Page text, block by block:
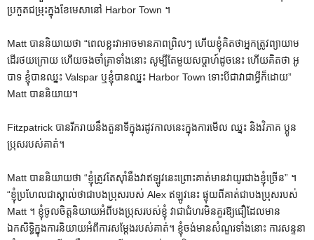
ប្រកួតជម្រុះក្នុងខែមេសានៅ Harbor Town ។
Matt បាននិយាយថា “ពេលខ្លះវាអាចមានភាពព្រិលៗ ហើយខ្ញុំគិតថាអ្នកត្រូវព្យាយាម
ដើរថយក្រោយ ហើយចងចាំគ្រាទាំងនោះ សូម្បីតែមួយសប្តាហ៍ដូចនេះ ហើយគិតថា អូ
បាទ ខ្ញុំបានឈ្នះ Valspar ឬខ្ញុំបានឈ្នះ Harbor Town ទោះបីជាវាជាអ្វីក៏ដោយ”
Matt បាននិយាយ។
Fitzpatrick បានរីករាយនឹងតួនាទីក្នុងរដូវកាលនេះក្នុងការមើល ឈ្នះ និងវិភាគ ប្អូន
ប្រុសរបស់គាត់។
Matt បាននិយាយថា “ខ្ញុំត្រូវតែស៊ាំនឹងវាឥឡូវនេះព្រោះគាត់មានវាយូរជាងខ្ញុំច្រើន” ។
“ខ្ញុំប្រហែលជាស្គាល់ថាជាបងប្រុសរបស់ Alex ឥឡូវនេះ ផ្ទុយពីគាត់ជាបងប្រុសរបស់
Matt ។ ខ្ញុំចូលចិត្តនិយាយអំពីបងប្រុសរបស់ខ្ញុំ វាជាជំហរមិនគួរឱ្យជឿដែលមាន
ឯកសិទ្ធិក្នុងការនិយាយអំពីការសម្តែងរបស់គាត់។ ខ្ញុំចង់មានសំណួរទាំងនោះ ការសន្ទនា